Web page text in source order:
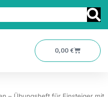
0,00€Warenkorb